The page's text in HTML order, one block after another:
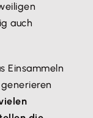
auch
Einsammeln